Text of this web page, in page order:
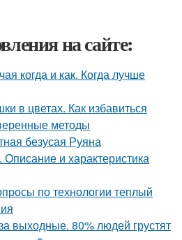
на сайте:
когда и как. Когда лучше
в цветах. Как избавиться
методы
безусая Руяна
и характеристика
по технологии теплый
выходные. 80% людей грустят